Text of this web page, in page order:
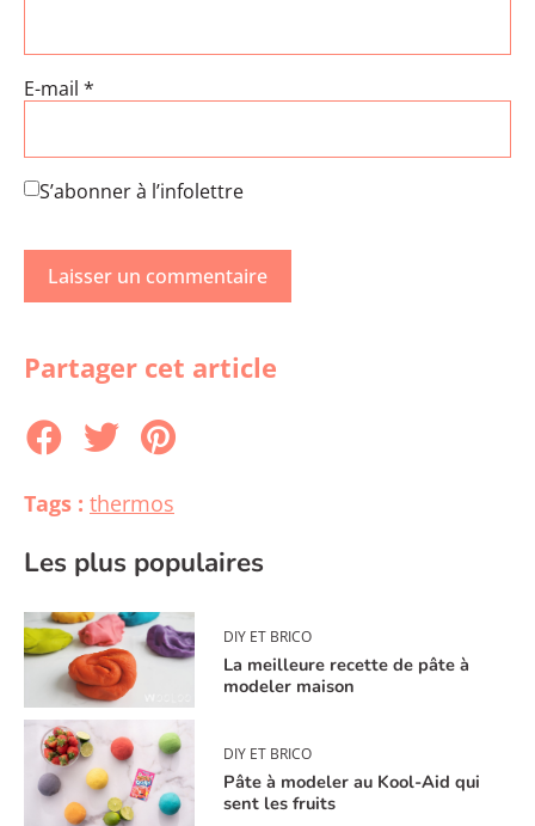
E-mail *
S’abonner à l’infolettre
Partager cet article
Tags : thermos
Les plus populaires
DIY ET BRICO
La meilleure recette de pâte à
modeler maison
DIY ET BRICO
Pâte à modeler au Kool-Aid qui
sent les fruits